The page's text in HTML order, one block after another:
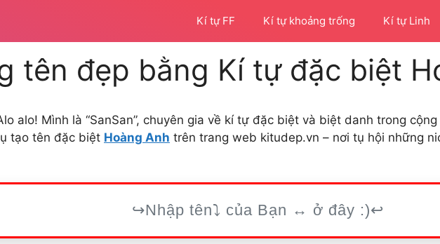
Kí tự FF Kí tự khoảng trống Kí tự Linh
tên đẹp bằng Kí tự đặc biệt
alo! Mình là “SanSan”, chuyên gia về kí tự đặc biệt và biệt danh trong
tạo tên đặc biệt Hoàng Anh trên trang web kitudep.vn – nơi tụ hội những